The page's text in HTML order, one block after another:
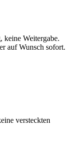
Weitergabe.
auf Wunsch sofort.
versteckten